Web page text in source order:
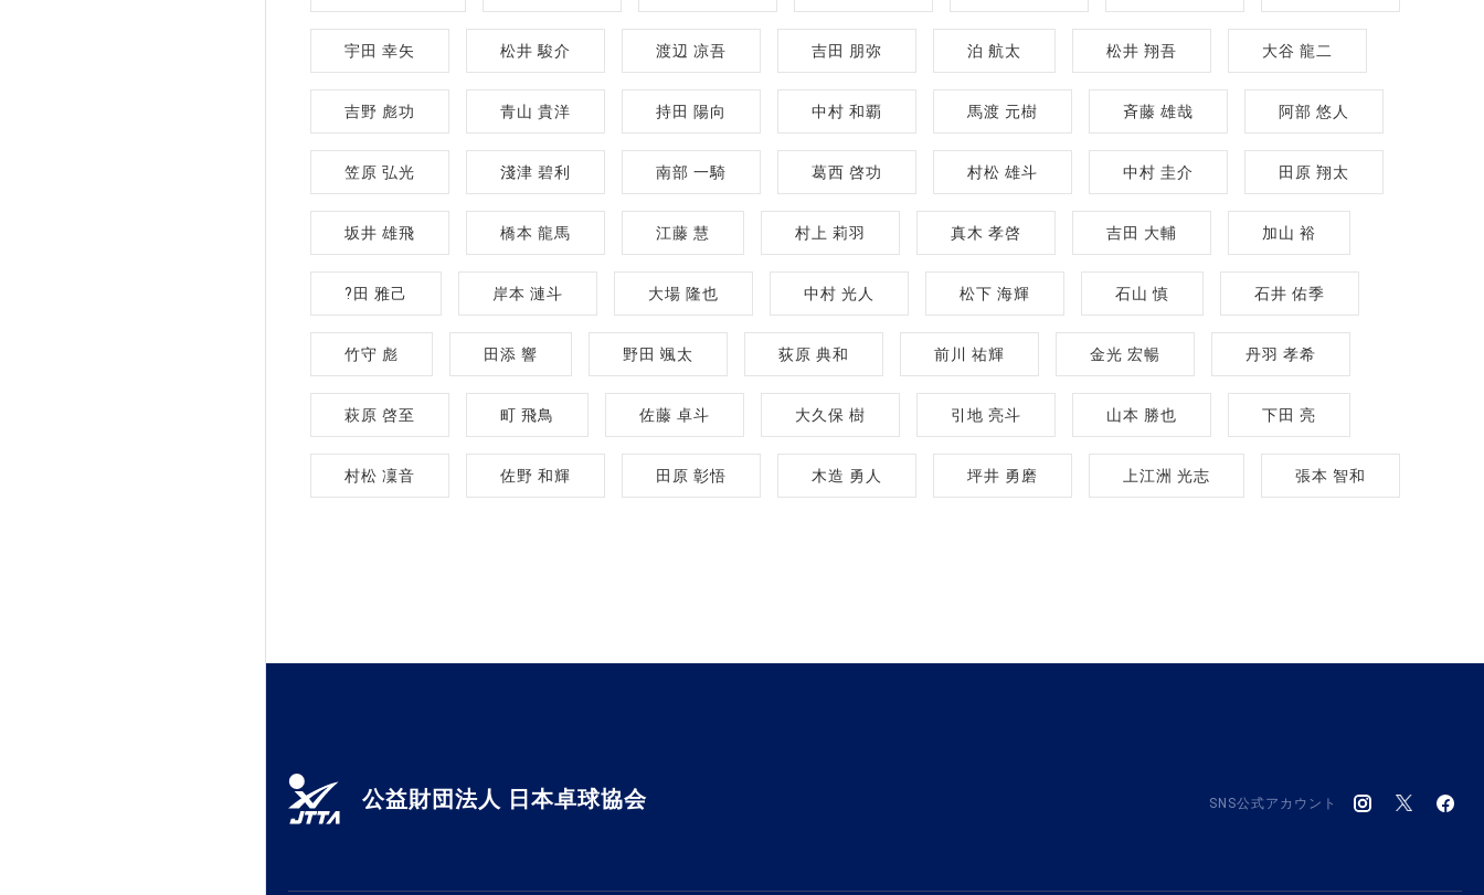
宇田 幸矢 松井 駿介 渡辺 凉吾 吉田 朋弥 泊 航太 松井 翔吾 大谷 龍二
吉野 彪功 青山 貴洋 持田 陽向 中村 和覇 馬渡 元樹 斉藤 雄哉 阿部 悠人
笠原 弘光 淺津 碧利 南部 一騎 葛西 啓功 村松 雄斗 中村 圭介 田原 翔太
坂井 雄飛 橋本 龍馬 江藤 慧 村上 莉羽 真木 孝啓 吉田 大輔 加山 裕
?田 雅己 岸本 漣斗 大場 隆也 中村 光人 松下 海輝 石山 慎 石井 佑季
竹守 彪 田添 響 野田 颯太 荻原 典和 前川 祐輝 金光 宏暢 丹羽 孝希
萩原 啓至 町 飛鳥 佐藤 卓斗 大久保 樹 引地 亮斗 山本 勝也 下田 亮
村松 凜音 佐野 和輝 田原 彰悟 木造 勇人 坪井 勇磨 上江洲 光志 張本 智和
公益財団法人 日本卓球協会 SNS公式アカウント